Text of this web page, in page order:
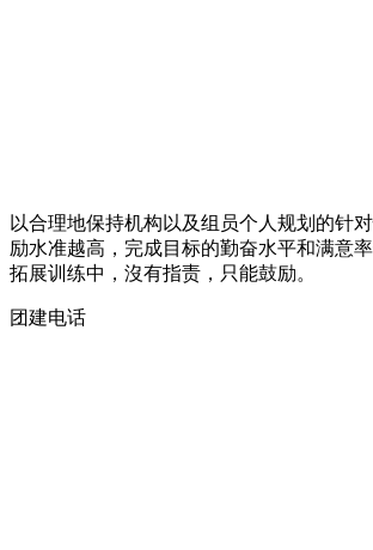
以合理地保持机构以及组员个人规划的针
励水准越高，完成目标的勤奋水平和满意
拓展训练中，沒有指责，只能鼓励。
团建电话